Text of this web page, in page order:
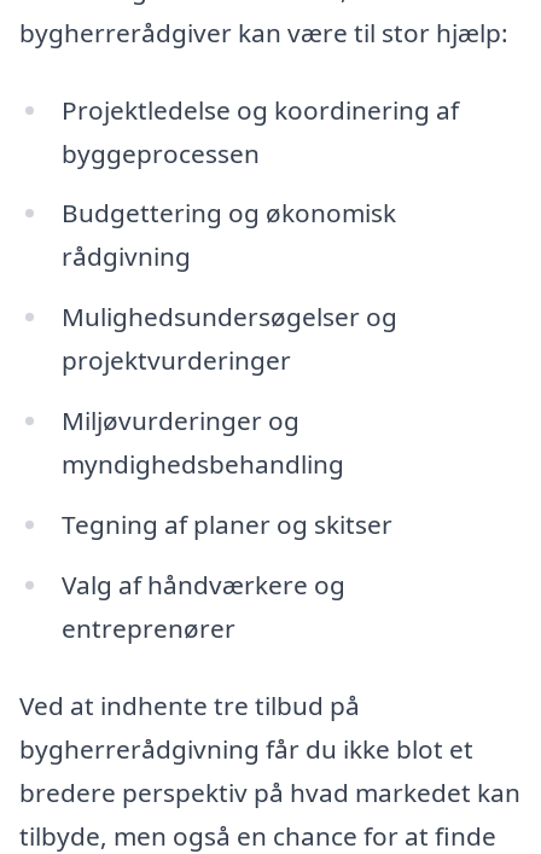
bygherrerådgiver kan være til stor hjælp:
Projektledelse og koordinering af
byggeprocessen
Budgettering og økonomisk
rådgivning
Mulighedsundersøgelser og
projektvurderinger
Miljøvurderinger og
myndighedsbehandling
Tegning af planer og skitser
Valg af håndværkere og
entreprenører
Ved at indhente tre tilbud på
bygherrerådgivning får du ikke blot et
bredere perspektiv på hvad markedet kan
tilbyde, men også en chance for at finde